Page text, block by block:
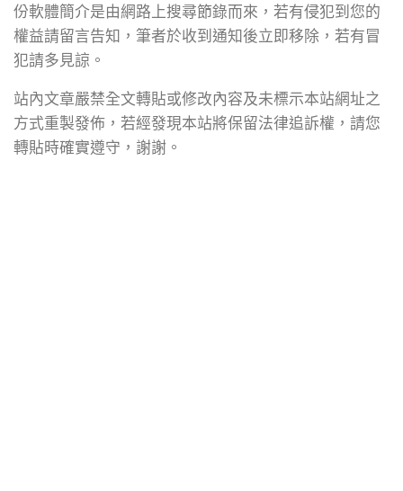
份軟體簡介是由網路上搜尋節錄而來，若有侵犯到您的
權益請留言告知，筆者於收到通知後立即移除，若有冒
犯請多見諒。
站內文章嚴禁全文轉貼或修改內容及未標示本站網址之
方式重製發佈，若經發現本站將保留法律追訴權，請您
轉貼時確實遵守，謝謝。